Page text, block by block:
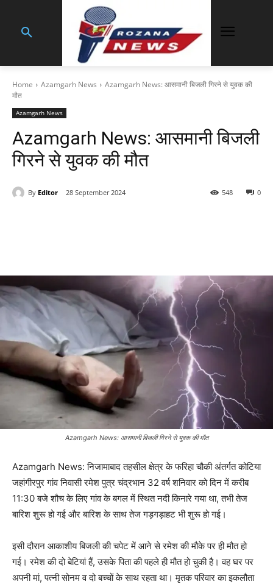
Home Azamgarh News
Azamgarh News: आसमानी बिजली गिरने से युवक की
मौत
Azamgarh News
Azamgarh News: आसमानी बिजली
गिरने से युवक की मौत
By Editor 28 September 2024 0
548
Azamgarh News: आसमानी बिजली गिरने से युवक की मौत
Azamgarh News: निजामाबाद तहसील क्षेत्र के फरिहा चौकी अंतर्गत कोटिया
जहांगीरपुर गांव निवासी रमेश पुत्र चंद्रभान 32 वर्ष शनिवार को दिन में करीब
11:30 बजे शौच के लिए गांव के बगल में स्थित नदी किनारे गया था, तभी तेज
बारिश शुरू हो गई और बारिश के साथ तेज गड़गड़ाहट भी शुरू हो गई।
इसी दौरान आकाशीय बिजली की चपेट में आने से रमेश की मौके पर ही मौत हो
गई। रमेश की दो बेटियां हैं, उसके पिता की पहले ही मौत हो चुकी है। वह घर पर
अपनी मां, पत्नी सोनम व दो बच्चों के साथ रहता था। मृतक परिवार का इकलौता